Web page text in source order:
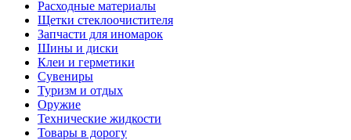
Расходные материалы
Щетки стеклоочистителя
Запчасти для иномарок
Шины и диски
Клеи и герметики
Сувениры
Туризм и отдых
Оружие
Технические жидкости
Товары в дорогу